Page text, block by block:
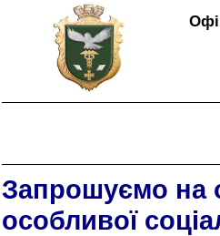
Запрошуємо на
особливої